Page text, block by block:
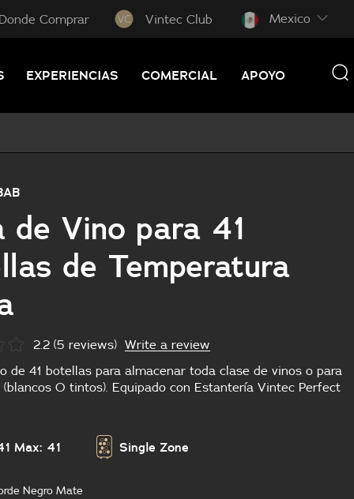
Comprar Vintec Club Mexico
EXPERIENCIAS COMERCIAL APOYO
de Vino para 41
de Temperatura
2.2 (5 reviews) Write a review
de 41 botellas para almacenar toda clase de vinos o para
O tintos). Equipado con Estantería Vintec Perfect
Max: 41 Single Zone
Negro Mate